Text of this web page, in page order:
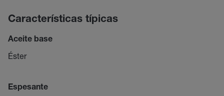
Características típicas
Aceite base
Éster
Espesante